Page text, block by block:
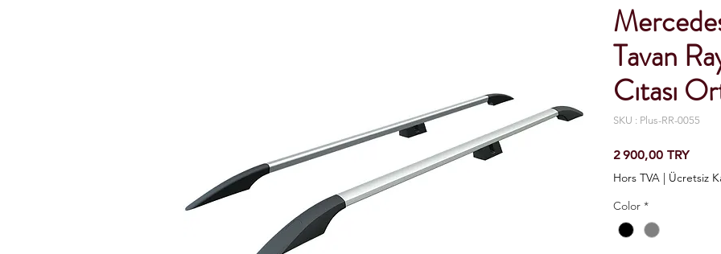
Tavan
Cıtası
SKU : Plus-RR-0055
2 900,00 TRYPrix
Hors TVA | Ücretsiz
Color *